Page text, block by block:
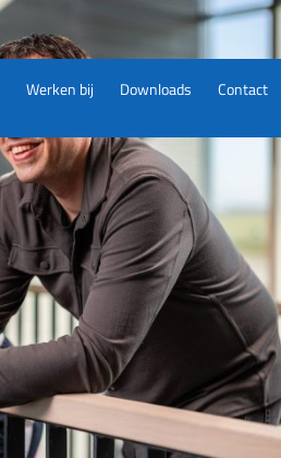
Werken bij Downloads Contact